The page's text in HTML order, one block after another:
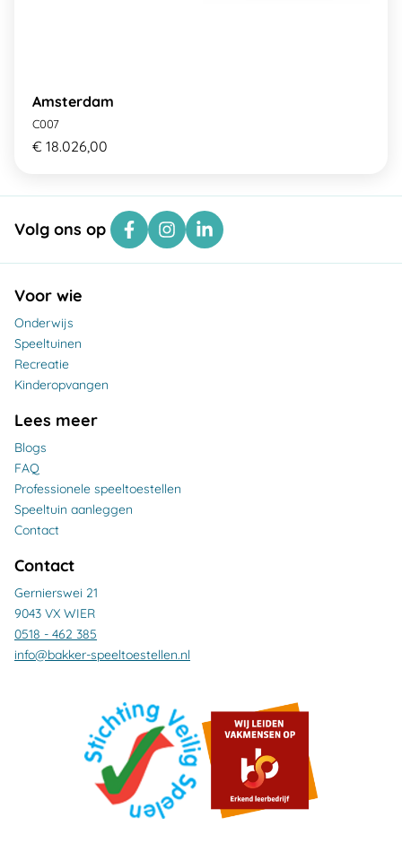
Amsterdam
C007
€ 18.026,00
Volg ons op
Voor wie
Onderwijs
Speeltuinen
Recreatie
Kinderopvangen
Lees meer
Blogs
FAQ
Professionele speeltoestellen
Speeltuin aanleggen
Contact
Contact
Gernierswei 21
9043 VX WIER
0518 - 462 385
info@bakker-speeltoestellen.nl